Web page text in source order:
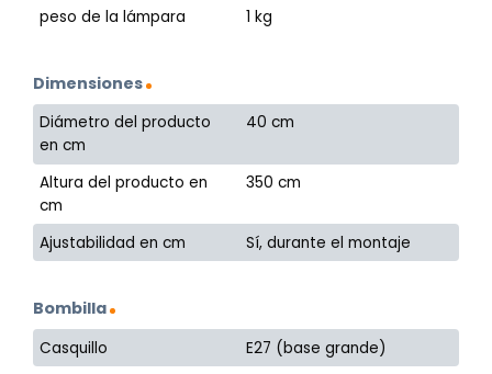
peso de la lámpara 1 kg
Dimensiones
Diámetro del producto
en cm
40 cm
Altura del producto en
cm
350 cm
Ajustabilidad en cm Sí, durante el montaje
Bombilla
Casquillo E27 (base grande)